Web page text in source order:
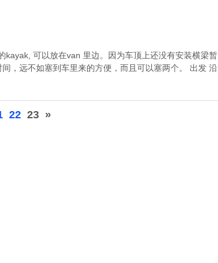
kayak, 可以放在van 里边。因为车顶上还没有安装横梁暂
，远不如塞到车里来的方便，而且可以塞两个。 出发 沿
22 23 »